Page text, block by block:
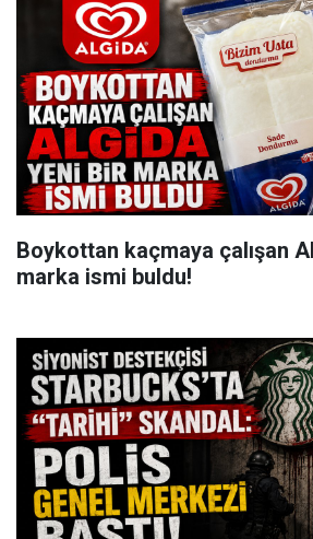
Boykottan kaçmaya çalışan
marka ismi buldu!